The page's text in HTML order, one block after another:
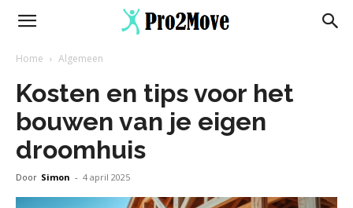
Home Algemeen
Kosten en tips voor het
bouwen van je eigen
droomhuis
Door Simon - 4 april 2025